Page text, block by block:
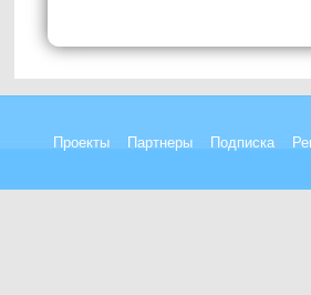
Проекты Партнеры Подписка